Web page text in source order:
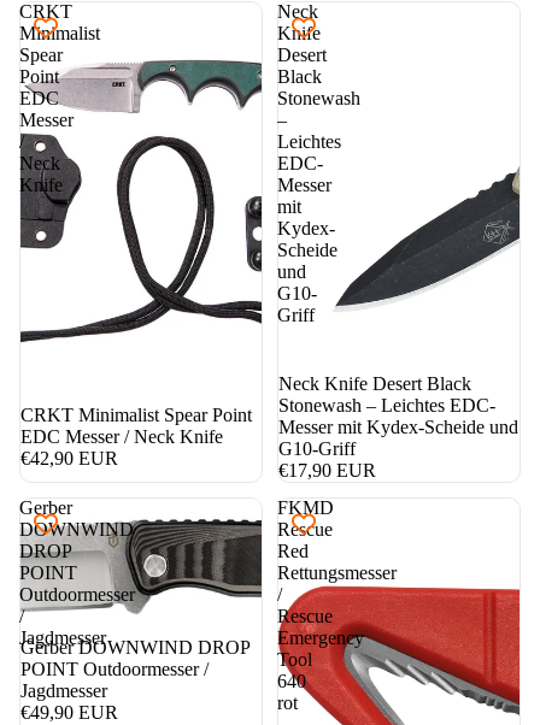
CRKT
Minimalist
Spear
Point
EDC
Messer
/
Neck
Knife
CRKT Minimalist Spear Point
EDC Messer / Neck Knife
€42,90 EUR
Neck
Knife
Desert
Black
Stonewash
–
Leichtes
EDC-
Messer
mit
Kydex-
Scheide
und
G10-
Griff
Neck Knife Desert Black
Stonewash – Leichtes EDC-
Messer mit Kydex-Scheide und
G10-Griff
€17,90 EUR
Gerber
DOWNWIND
DROP
POINT
Outdoormesser
/
Jagdmesser
Gerber DOWNWIND DROP
POINT Outdoormesser /
Jagdmesser
€49,90 EUR
FKMD
Rescue
Red
Rettungsmesser
/
Rescue
Emergency
Tool
640
rot